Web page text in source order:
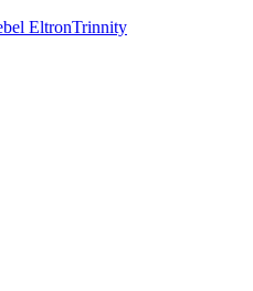
EltronTrinnity